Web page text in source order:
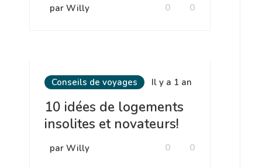
par Willy 0
0
Conseils de voyages Il y a 1 an
10 idées de logements
insolites et novateurs!
par Willy 0
0